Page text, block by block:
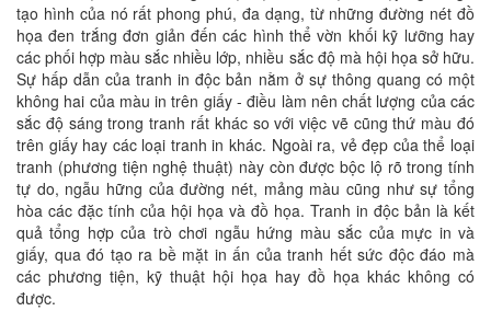
tạo hình của nó rất phong phú, đa dạng, từ những đường nét đồ
họa đen trắng đơn giản đến các hình thể vờn khối kỹ lưỡng hay
các phối hợp màu sắc nhiều lớp, nhiều sắc độ mà hội họa sở hữu.
Sự hấp dẫn của tranh in độc bản nằm ở sự thông quang có một
không hai của màu in trên giấy - điều làm nên chất lượng của các
sắc độ sáng trong tranh rất khác so với việc vẽ cũng thứ màu đó
trên giấy hay các loại tranh in khác. Ngoài ra, vẻ đẹp của thể loại
tranh (phương tiện nghệ thuật) này còn được bộc lộ rõ trong tính
tự do, ngẫu hững của đường nét, mảng màu cũng như sự tổng
hòa các đặc tính của hội họa và đồ họa. Tranh in độc bản là kết
quả tổng hợp của trò chơi ngẫu hứng màu sắc của mực in và
giấy, qua đó tạo ra bề mặt in ấn của tranh hết sức độc đáo mà
các phương tiện, kỹ thuật hội họa hay đồ họa khác không có
được.